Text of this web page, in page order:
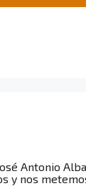
Antonio
y nos